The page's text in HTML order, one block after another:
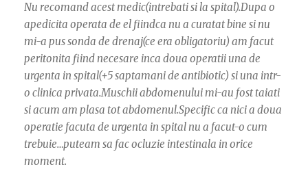
Nu recomand acest medic(intrebati si la spital).Dupa o
apedicita operata de el fiindca nu a curatat bine si nu
mi-a pus sonda de drenaj(ce era obligatoriu) am facut
peritonita fiind necesare inca doua operatii una de
urgenta in spital(+5 saptamani de antibiotic) si una intr-
o clinica privata.Muschii abdomenului mi-au fost taiati
si acum am plasa tot abdomenul.Specific ca nici a doua
operatie facuta de urgenta in spital nu a facut-o cum
trebuie…puteam sa fac ocluzie intestinala in orice
moment.